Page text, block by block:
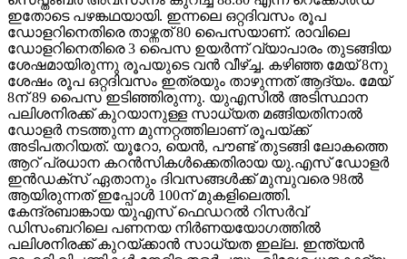
ഇതോടെ പഴങ്കഥയായി. ഇന്നലെ ഒറ്റദിവസം രൂപ
ഡോളറിനെതിരെ താഴ്ന്നത് 80 പൈസയാണ്. രാവിലെ
ഡോളറിനെതിരെ 3 പൈസ ഉയര്‍ന്ന് വ്യാപാരം തുടങ്ങിയ
ശേഷമായിരുന്നു രൂപയുടെ വന്‍ വീഴ്ച്ച. കഴിഞ്ഞ മേയ് 8നു
ശേഷം രൂപ ഒറ്റദിവസം ഇത്രയും താഴുന്നത് ആദ്യം. മേയ്
8ന് 89 പൈസ ഇടിഞ്ഞിരുന്നു. യുഎസില്‍ അടിസ്ഥാന
പലിശനിരക്ക് കുറയാനുള്ള സാധ്യത മങ്ങിയതിനാല്‍
ഡോളര്‍ നടത്തുന്ന മുന്നറ്റത്തിലാണ് രൂപയ്ക്ക്
അടിപതറിയത്. യൂറോ, യെന്‍, പൗണ്ട് തുടങ്ങി ലോകത്തെ
ആറ് പ്രധാന കറന്‍സികള്‍ക്കെതിരായ യു.എസ് ഡോളര്‍
ഇന്‍ഡക്‌സ് ഏതാനും ദിവസങ്ങള്‍ക്ക് മുമ്പുവരെ 98ല്‍
ആയിരുന്നത് ഇപ്പോള്‍ 100ന് മുകളിലെത്തി.
കേന്ദ്രബാങ്കായ യുഎസ് ഫെഡറല്‍ റിസര്‍വ്
ഡിസംബറിലെ പണനയ നിര്‍ണയയോഗത്തില്‍
പലിശനിരക്ക് കുറയ്ക്കാന്‍ സാധ്യത ഇല്ല. ഇന്ത്യന്‍